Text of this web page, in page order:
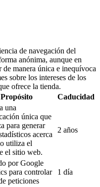
de navegación del
anónima, aunque en
manera única e inequívoca
sobre los intereses de los
ofrece la tienda.
Propósito Caducidad
una
única que
para generar
acerca
utiliza el
el sitio web.
2 años
por Google
para controlar
peticiones
1 día